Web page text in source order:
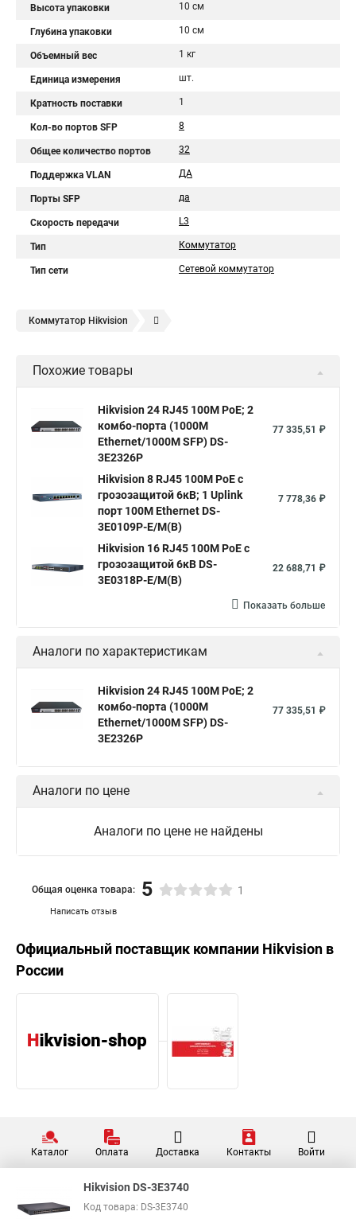
Высота упаковки 10 см
Глубина упаковки 10 см
Объемный вес 1 кг
Единица измерения шт.
Кратность поставки 1
Кол-во портов SFP 8
Общее количество портов 32
Поддержка VLAN ДА
Порты SFP да
Скорость передачи L3
Тип Коммутатор
Тип сети Сетевой коммутатор
Коммутатор Нikvision
Коммутатор l2 с 24 портами 10
Коммутатор что такое D link коммутатор на 48 портов
Коммутатор атс это
Коммутатор принцип работы коммутатора
Hp коммутатор 24 портов Коммутатор mes2424p
Что такое интерфейс коммутатора
Настройка коммутаторы cisco
Коммутатор на 8 портов с poe
Похожие товары
Hikvision 24 RJ45 100M PoE; 2
комбо-порта (1000М
Ethernet/1000M SFP) DS-
3E2326P
77 335,51 ₽
Hikvision 8 RJ45 100M PoE с
грозозащитой 6кВ; 1 Uplink
порт 100М Ethernet DS-
3E0109P-E/M(B)
7 778,36 ₽
Hikvision 16 RJ45 100M PoE с
грозозащитой 6кВ DS-
3E0318P-E/M(B)
22 688,71 ₽
Показать больше
Аналоги по характеристикам
Hikvision 24 RJ45 100M PoE; 2
комбо-порта (1000М
Ethernet/1000M SFP) DS-
3E2326P
77 335,51 ₽
Аналоги по цене
Аналоги по цене не найдены
Написать отзыв
Общая оценка товара: 5 1
Официальный поставщик компании Hikvision в
России
Каталог Оплата Доставка Контакты Войти
Hikvision DS-3E3740
Код товара: DS-3E3740